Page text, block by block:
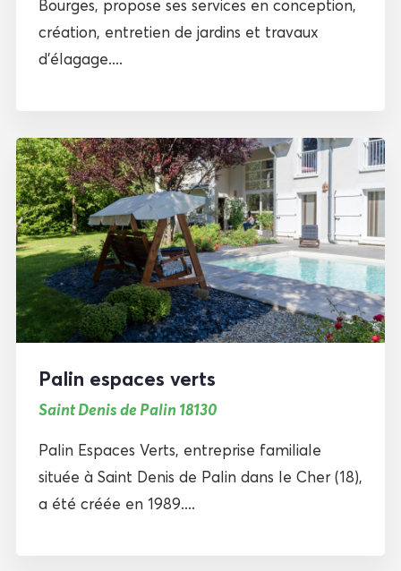
Bourges, propose ses services en conception,
création, entretien de jardins et travaux
d’élagage....
Palin espaces verts
Saint Denis de Palin 18130
Palin Espaces Verts, entreprise familiale
située à Saint Denis de Palin dans le Cher (18),
a été créée en 1989....